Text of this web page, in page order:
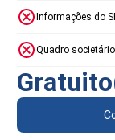
Informações do
Quadro
Gratuito